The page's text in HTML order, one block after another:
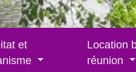
et
Location
réunion